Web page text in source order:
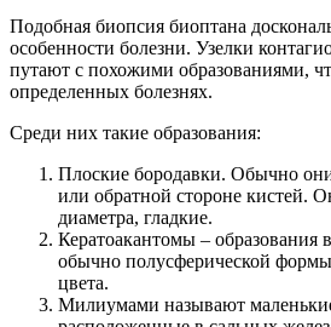
Подобная биопсия биоптана
особенности болезни. Узелки
путают с похожими образованиями,
определенных болезнях.
Среди них такие образования:
Плоские бородавки. Обычно
или обратной стороне кистей.
диаметра, гладкие.
Кератоакантомы –
обычно полусферической формы
цвета.
Милиумами называют